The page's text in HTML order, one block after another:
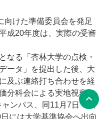
向けた準備委員会を発足
成20年度は、実際の受審
なる「杏林大学の点検・
ータ」を提出した後、大
及ぶ連絡打ち合わせを経
分科会による実地視察
ャンパス、同11月7日 八
には大学基準協会へ出向